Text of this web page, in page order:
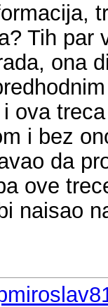
Tih
ona
ova
i bez
da
ove
naisao